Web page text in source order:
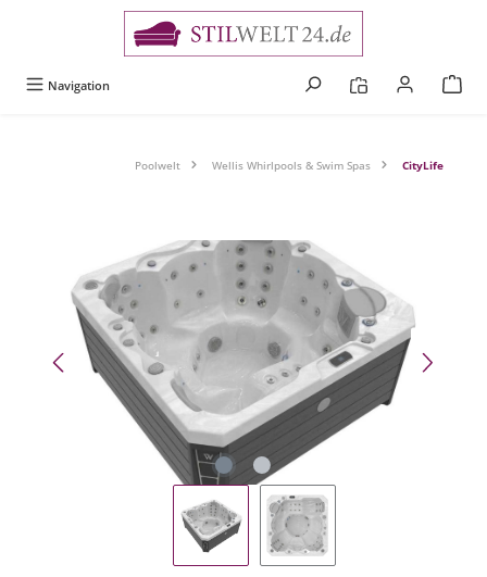
Navigation
Poolwelt Wellis Whirlpools & Swim Spas CityLife
Bildergalerie überspringen